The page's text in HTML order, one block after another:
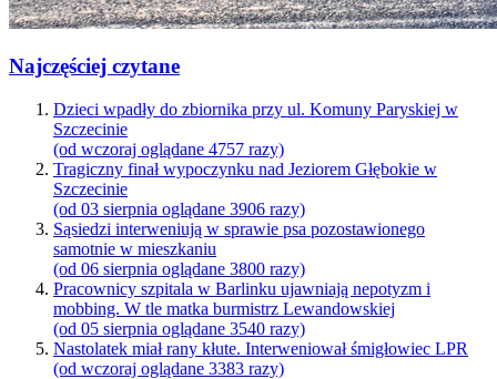
Najczęściej czytane
Dzieci wpadły do zbiornika przy ul. Komuny Paryskiej w
Szczecinie
(od wczoraj oglądane 4757 razy)
Tragiczny finał wypoczynku nad Jeziorem Głębokie w
Szczecinie
(od 03 sierpnia oglądane 3906 razy)
Sąsiedzi interweniują w sprawie psa pozostawionego
samotnie w mieszkaniu
(od 06 sierpnia oglądane 3800 razy)
Pracownicy szpitala w Barlinku ujawniają nepotyzm i
mobbing. W tle matka burmistrz Lewandowskiej
(od 05 sierpnia oglądane 3540 razy)
Nastolatek miał rany kłute. Interweniował śmigłowiec LPR
(od wczoraj oglądane 3383 razy)